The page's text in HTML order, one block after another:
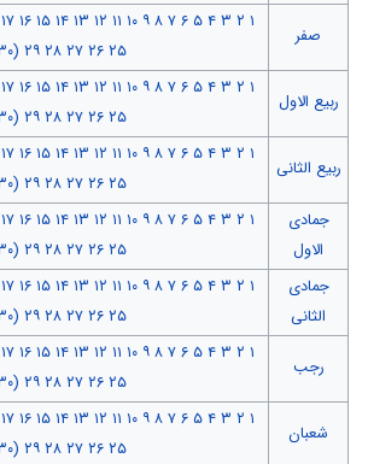
صفر
۱ ۲ ۳ ۴ ۵ ۶ ۷ ۸ ۹ ۱۰ ۱۱ ۱۲ ۱۳ ۱۴ ۱۵ ۱۶ ۱۷
۲۵ ۲۶ ۲۷ ۲۸ ۲۹ (۳۰)
ربیع الاول
۱ ۲ ۳ ۴ ۵ ۶ ۷ ۸ ۹ ۱۰ ۱۱ ۱۲ ۱۳ ۱۴ ۱۵ ۱۶ ۱۷
۲۵ ۲۶ ۲۷ ۲۸ ۲۹ (۳۰)
ربیع الثانی
۱ ۲ ۳ ۴ ۵ ۶ ۷ ۸ ۹ ۱۰ ۱۱ ۱۲ ۱۳ ۱۴ ۱۵ ۱۶ ۱۷
۲۵ ۲۶ ۲۷ ۲۸ ۲۹ (۳۰)
جمادی
الاول
۱ ۲ ۳ ۴ ۵ ۶ ۷ ۸ ۹ ۱۰ ۱۱ ۱۲ ۱۳ ۱۴ ۱۵ ۱۶ ۱۷
۲۵ ۲۶ ۲۷ ۲۸ ۲۹ (۳۰)
جمادی
الثانی
۱ ۲ ۳ ۴ ۵ ۶ ۷ ۸ ۹ ۱۰ ۱۱ ۱۲ ۱۳ ۱۴ ۱۵ ۱۶ ۱۷
۲۵ ۲۶ ۲۷ ۲۸ ۲۹ (۳۰)
رجب
۱ ۲ ۳ ۴ ۵ ۶ ۷ ۸ ۹ ۱۰ ۱۱ ۱۲ ۱۳ ۱۴ ۱۵ ۱۶ ۱۷
۲۵ ۲۶ ۲۷ ۲۸ ۲۹ (۳۰)
شعبان
۱ ۲ ۳ ۴ ۵ ۶ ۷ ۸ ۹ ۱۰ ۱۱ ۱۲ ۱۳ ۱۴ ۱۵ ۱۶ ۱۷
۲۵ ۲۶ ۲۷ ۲۸ ۲۹ (۳۰)